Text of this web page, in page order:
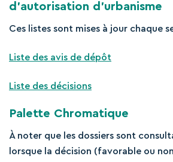
d’autorisation d’urbanisme
Ces listes sont mises à jour chaque
Liste des avis de dépôt
Liste des décisions
Palette Chromatique
À noter que les dossiers sont
lorsque la décision (favorable ou